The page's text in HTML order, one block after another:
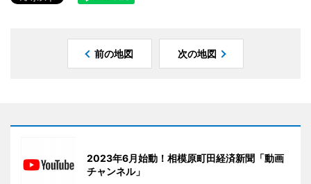
前の地図 次の地図
2023年6月始動！相模原町田経済新聞「動画
チャンネル」